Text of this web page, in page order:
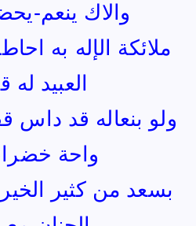
والاك ينعم-
ملائكة الإله به
العبيد
ولو بنعاله قد داس
واحة
بسعد من كثير الخير